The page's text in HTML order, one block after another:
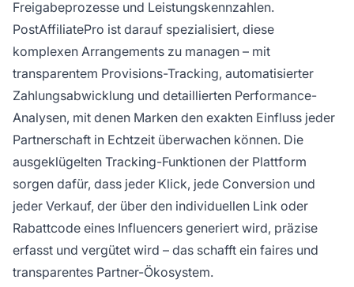
Freigabeprozesse und Leistungskennzahlen.
PostAffiliatePro ist darauf spezialisiert, diese
komplexen Arrangements zu managen – mit
transparentem Provisions-Tracking, automatisierter
Zahlungsabwicklung und detaillierten Performance-
Analysen, mit denen Marken den exakten Einfluss jeder
Partnerschaft in Echtzeit überwachen können. Die
ausgeklügelten Tracking-Funktionen der Plattform
sorgen dafür, dass jeder Klick, jede Conversion und
jeder Verkauf, der über den individuellen Link oder
Rabattcode eines Influencers generiert wird, präzise
erfasst und vergütet wird – das schafft ein faires und
transparentes Partner-Ökosystem.